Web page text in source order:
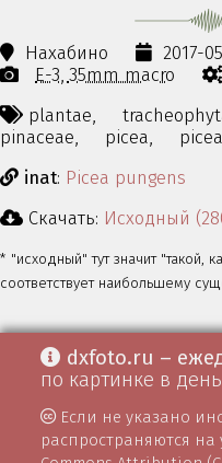
Нахабино 2017-
E-3 35mm macro
plantae,
pinaceae,
picea,
inat: Picea pungens
Скачать: Исходный
* "исходный" тут значит "такой,
соответствует наибольшему
dxfoto.ru –
по картинке в
Если не указано
распространяются